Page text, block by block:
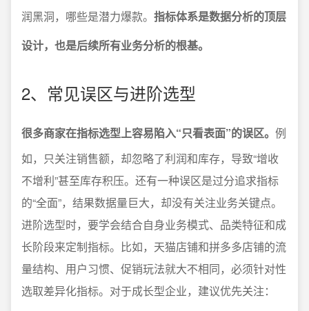
润黑洞，哪些是潜力爆款。 指标体系是数据分析的顶层
设计，也是后续所有业务分析的根基。
2、常见误区与进阶选型
很多商家在指标选型上容易陷入“只看表面”的误区。 例
如，只关注销售额，却忽略了利润和库存，导致“增收
不增利”甚至库存积压。还有一种误区是过分追求指标
的“全面”，结果数据量巨大，却没有关注业务关键点。
进阶选型时，要学会结合自身业务模式、品类特征和成
长阶段来定制指标。比如，天猫店铺和拼多多店铺的流
量结构、用户习惯、促销玩法就大不相同，必须针对性
选取差异化指标。对于成长型企业，建议优先关注：